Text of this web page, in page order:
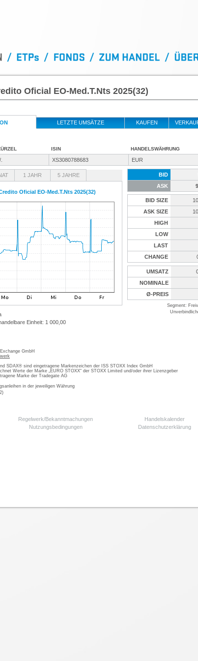
Oficial EO-Med.T.Nts 2025(32)
LETZTE UMSÄTZE KAUFEN
ISIN HANDELSWÄHRUNG
./. XS3080788683 EUR
1 JAHR 5 JAHRE
Oficial EO-Med.T.Nts 2025(32)
Einheit: 1 000,00
BID
ASK
BID SIZE
ASK SIZE
HIGH
LOW
LAST
CHANGE
UMSATZ
NOMINALE
Ø-PREIS
Segment:
GmbH
SDAX® sind eingetragene Markenzeichen der ISS STOXX Index GmbH
Werte der Marke „EURO STOXX“ der STOXX Limited und/oder ihrer Lizenzgeber
Marke der Tradegate AG
in der jeweiligen Währung
Regelwerk/Bekanntmachungen
Handelskalender
Nutzungsbedingungen Datenschutzerklärung